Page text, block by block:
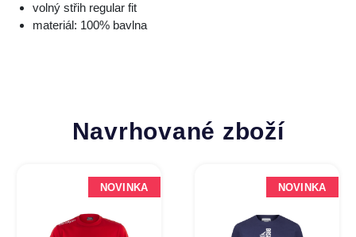
volný střih regular fit
materiál: 100% bavlna
Navrhované zboží
NOVINKA NOVINKA